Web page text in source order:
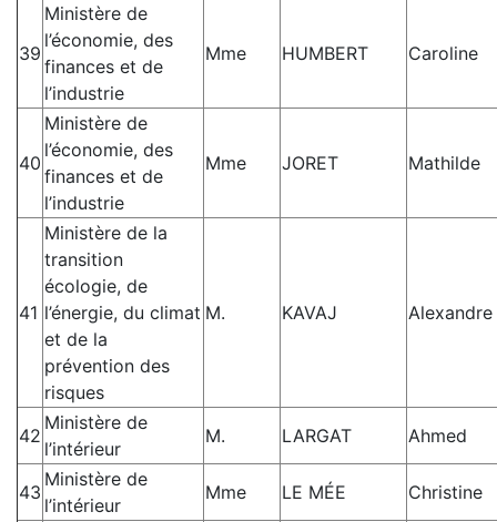
39
Ministère de
l’économie, des
finances et de
l’industrie
Mme HUMBERT Caroline
40
Ministère de
l’économie, des
finances et de
l’industrie
Mme JORET Mathilde
41
Ministère de la
transition
écologie, de
l’énergie, du climat
et de la
prévention des
risques
M. KAVAJ Alexandre
42
Ministère de
l’intérieur
M. LARGAT Ahmed
43
Ministère de
l’intérieur
Mme LE MÉE Christine